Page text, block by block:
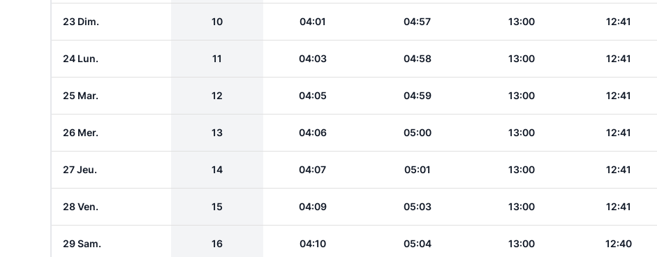
23 Dim. 10 04:01 04:57 13:00 12:41
24 Lun. 11 04:03 04:58 13:00 12:41
25 Mar. 12 04:05 04:59 13:00 12:41
26 Mer. 13 04:06 05:00 13:00 12:41
27 Jeu. 14 04:07 05:01 13:00 12:41
28 Ven. 15 04:09 05:03 13:00 12:41
29 Sam. 16 04:10 05:04 13:00 12:40